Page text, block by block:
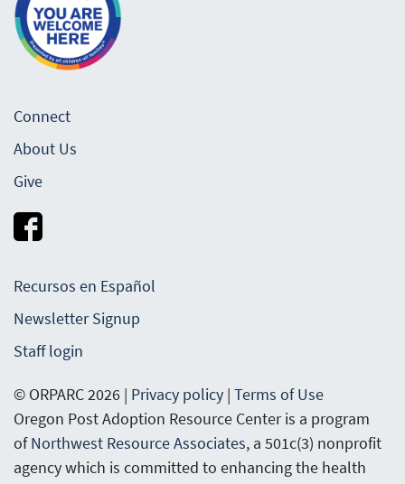
Connect
About Us
Give
Recursos en Español
Newsletter Signup
Staff login
© ORPARC 2026 | Privacy policy | Terms of Use
Oregon Post Adoption Resource Center is a program
of Northwest Resource Associates, a 501c(3) nonprofit
agency which is committed to enhancing the health